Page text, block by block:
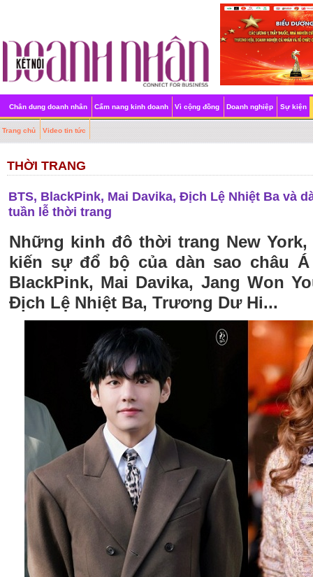
Chân dung doanh nhân Cẩm nang kinh doanh Vì cộng đồng Doanh nghiệp Sự kiện
Trang chủ Video tin tức
THỜI TRANG
BTS, BlackPink, Mai Davika, Địch Lệ Nhiệt Ba và
tuần lễ thời trang
Những kinh đô thời trang New
kiến sự đổ bộ của dàn sao châu
BlackPink, Mai Davika, Jang Won
Địch Lệ Nhiệt Ba, Trương Dư Hi...